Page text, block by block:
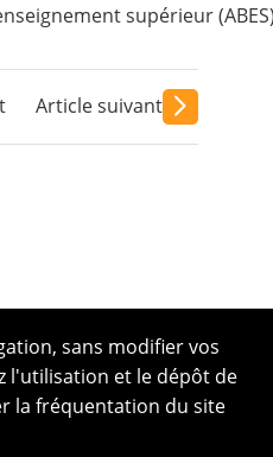
supérieur
Article suivant
sans modifier vos
l'utilisation et le dépôt de
la fréquentation du site